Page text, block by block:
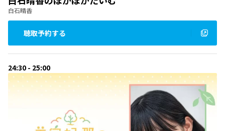
白石晴香
聴取予約する
24:30 - 25:00